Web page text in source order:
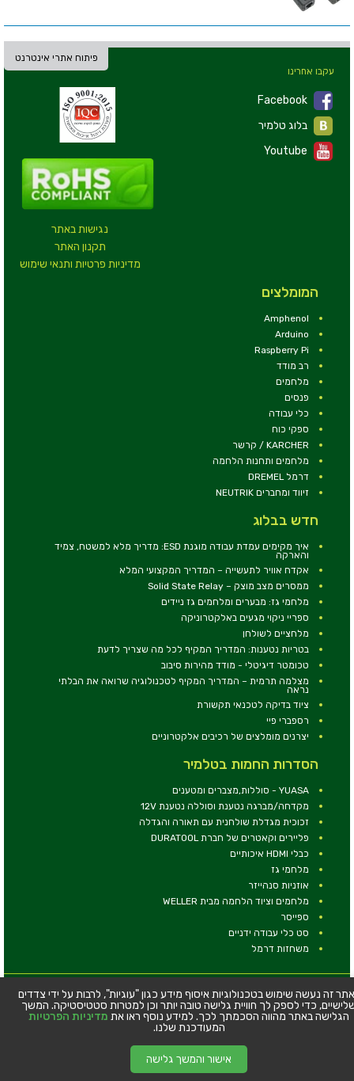
פיתוח אתרי אינטרנט
נגישות באתר
תקנון האתר
מדיניות פרטיות ותנאי שימוש
עקבו אחרינו
Facebook
Youtube
המומלצים
Amphenol
Arduino
Raspberry Pi
רב מודד
מלחמים
פנסים
כלי עבודה
ספקי כוח
KARCHER / קרשר
מלחמים ותחנות הלחמה
דרמל DREMEL
זיווד ומחברים NEUTRIK
חדש בבלוג
איך מקימים עמדת עבודה מוגנת ESD: מדריך מלא למשטח, צמיד
והארקה
אקדח אוויר לתעשייה – המדריך המקצועי המלא
ממסרים מצב מוצק – Solid State Relay
מלחמי גז: מבערים ומלחמים גז ניידים
ספריי ניקוי מגעים באלקטרוניקה
מלחציים לשולחן
בטריות נטענות: המדריך המקיף לכל מה שצריך לדעת
טכומטר דיגיטלי - מודד מהירות סיבוב
מצלמה תרמית – המדריך המקיף לטכנולוגיה שרואה את הבלתי
נראה
ציוד בדיקה לטכנאי תקשורת
רספברי פיי
יצרנים מומלצים של רכיבים אלקטרוניים
הסדרות החמות בטלמיר
YUASA - סוללות,מצברים ומטענים
מקדחה/מברגה נטענת וסוללה נטענת 12V
זכוכית מגדלת שולחנית עם תאורה והגדלה
פליירים וקאטרים של חברת DURATOOL
כבלי HDMI איכותיים
מלחמי גז
אוזניות סנהייזר
מלחמים וציוד הלחמה מבית WELLER
ספייסר
סט כלי עבודה ידניים
משחזות דרמל
© כל הזכויות שמורות - טלמיר אלקטרוניקה בע''מ
כתובת: דרך העצמאות 63, חיפה
טלפון:04-8534564
זה נעשה שימוש בטכנולוגיות איסוף מידע כגון "עוגיות", לרבות על ידי צדדים
כדי לספק לך חוויית גלישה טובה יותר וכן למטרות סטטיסטיקה. המשך
הגלישה באתר מהווה הסכמתך לכך. למידע נוסף ראו את מדיניות הפרטיות
המעודכנת שלנו.
אישור והמשך גלישה